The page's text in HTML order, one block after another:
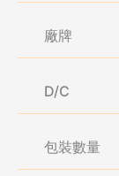
廠牌
D/C
包裝數量